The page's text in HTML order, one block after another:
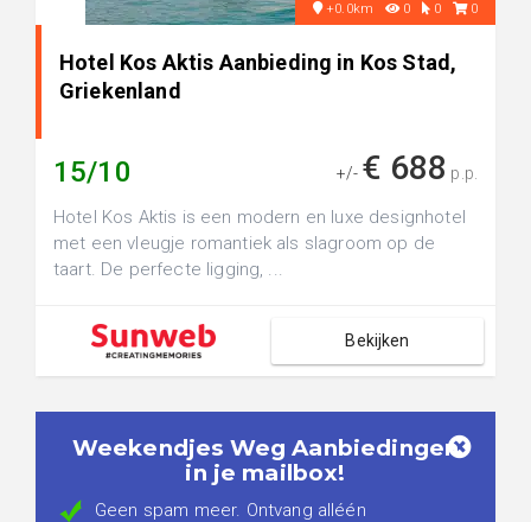
+0.0km 0 0 0
Hotel Kos Aktis Aanbieding in Kos Stad,
Griekenland
15/10 +/- € 688 p.p.
Hotel Kos Aktis is een modern en luxe designhotel
met een vleugje romantiek als slagroom op de
taart. De perfecte ligging, ...
Bekijken
Weekendjes Weg Aanbiedingen
in je mailbox!
Geen spam meer. Ontvang alléén